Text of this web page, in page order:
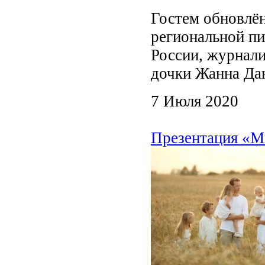
Гостем
региональной
России,
дочки Жанна
7 Июля 2020
Презентация